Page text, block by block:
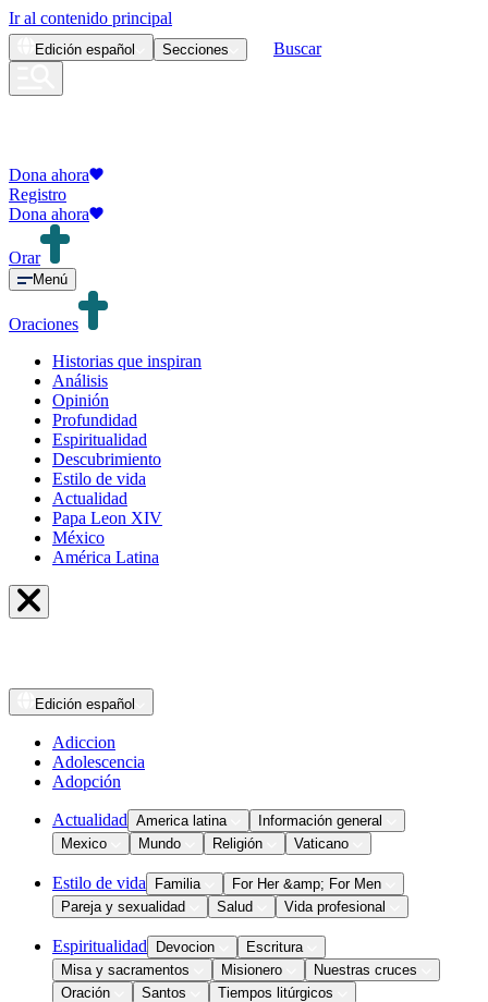
Ir al contenido principal
Edición español Secciones Buscar
Dona ahora
Registro
Dona ahora
Orar
Menú
Oraciones
Historias que inspiran
Análisis
Opinión
Profundidad
Espiritualidad
Descubrimiento
Estilo de vida
Actualidad
Papa Leon XIV
México
América Latina
Edición español
Adiccion
Adolescencia
Adopción
Actualidad America latina
Información general
Mexico
Mundo Religión Vaticano
Estilo de vida Familia
For Her &amp; For Men
Pareja y sexualidad
Salud Vida profesional
Espiritualidad Devocion
Escritura
Misa y sacramentos
Misionero
Nuestras cruces
Oración
Santos
Tiempos litúrgicos